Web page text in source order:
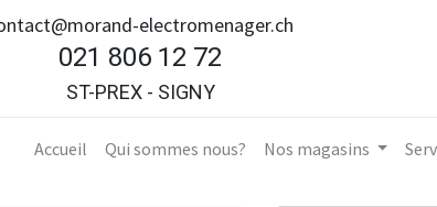
electromenager.ch
021 806 12 72
ST-PREX - SIGNY
Accueil​ Qui sommes nous? Nos magasins